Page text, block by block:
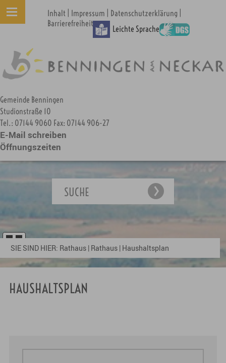
Leichte Sprache
Inhalt Impressum Datenschutzerklärung
Barrierefreiheit
Gemeinde Benningen
Studionstraße 10
Tel.: 07144 9060 Fax: 07144 906-27
E-Mail schreiben
Öffnungszeiten
SUCHE
SIE SIND HIER: Rathaus | Rathaus | Haushaltsplan
HAUSHALTSPLAN